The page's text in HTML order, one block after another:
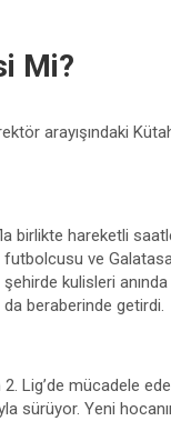
Mi?
arayışındaki
birlikte hareketli
ve
kulisleri
beraberinde getirdi.
Lig’de mücadele
sürüyor. Yeni